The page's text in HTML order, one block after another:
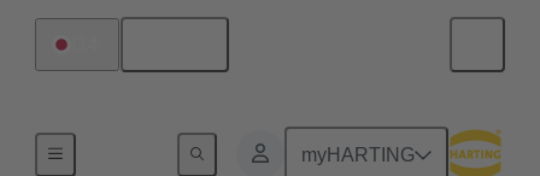
myHARTING
マザーボード ツー ドーターカード接続